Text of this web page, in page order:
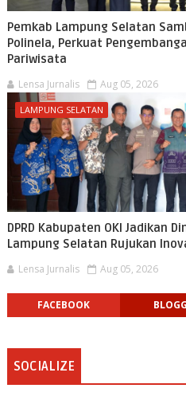
Pemkab Lampung Selatan
Polinela, Perkuat
Pariwisata
Lensa Jurnalis Aug 05, 2026
LAMPUNG SELATAN
DPRD Kabupaten OKI Jadikan
Lampung Selatan Rujukan
Lensa Jurnalis Aug 05, 2026
FACEBOOK
SOCIALIZE